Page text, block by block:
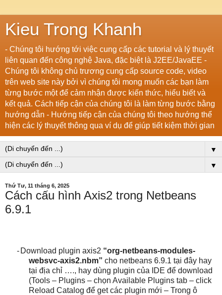
Kieu Trong Khanh
- Chúng tôi hướng tới việc cung cấp các tutorial và lý thuyết
liên quan đến công nghệ Java, đặc biệt là J2EE/JavaEE -
Chúng tôi không chủ trương cung cấp source code, video
trên web site này bởi vì chúng tôi mong muốn các bạn làm
từng bước một để cảm nhận được kiến thức, hiểu biết và
kết quả. Cách tiếp cận của chúng tôi là làm từng bước bằng
hướng dẫn - Hướng tiếp cận của chúng tôi theo hướng thể
hiện các lý thuyết thông qua ví dụ để giúp tiết kiệm thời gian
▼
▼
Thứ Tư, 11 tháng 6, 2025
Cách cấu hình Axis2 trong Netbeans
6.9.1
- Download plugin axis2 “org-netbeans-modules-
websvc-axis2.nbm” cho netbeans 6.9.1 tại đây hay
tại địa chỉ …., hay dùng plugin của IDE để download
(Tools – Plugins – chọn Available Plugins tab – click
Reload Catalog để get các plugin mới – Trong ô